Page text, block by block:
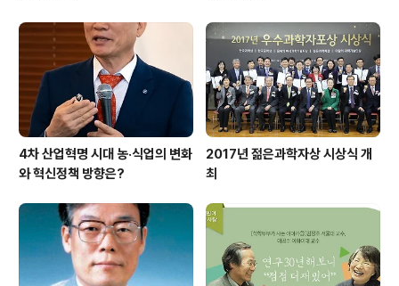
4차 산업혁명 시대 농·식업의 변화
와 혁신정책 방향은?
2017년 젊은과학자상 시상식 개
최